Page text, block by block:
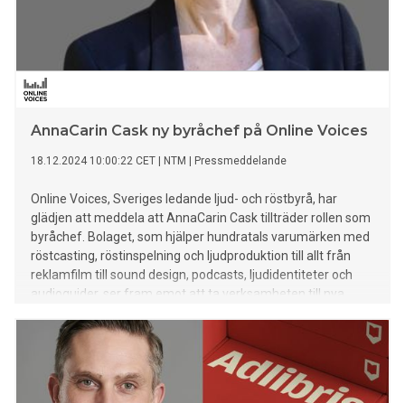
AnnaCarin Cask ny byråchef på Online Voices
18.12.2024 10:00:22 CET NTM Pressmeddelande
Online Voices, Sveriges ledande ljud- och röstbyrå, har
glädjen att meddela att AnnaCarin Cask tillträder rollen som
byråchef. Bolaget, som hjälper hundratals varumärken med
röstcasting, röstinspelning och ljudproduktion till allt från
reklamfilm till sound design, podcasts, ljudidentiteter och
audioguider, ser fram emot att ta verksamheten till nya